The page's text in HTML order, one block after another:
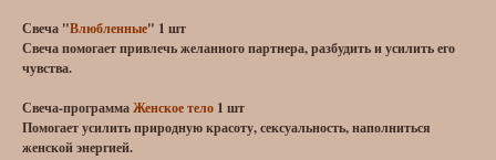
Свеча "Влюбленные" 1 шт
Свеча помогает привлечь желанного партнера, разбудить и усилить его
чувства.
Свеча-программаЖенское тело 1 шт
Помогает усилить природную красоту, сексуальность, наполниться
женской энергией.